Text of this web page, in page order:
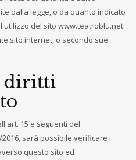
dalla legge, o da quanto indicato
del sito www.teatroblu.net.
sito internet, o secondo sue
diritti
15 e seguenti del
sarà possibile verificare i
questo sito ed